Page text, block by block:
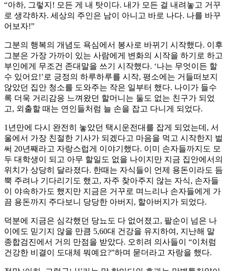
“아하, 그렇지! 모든 게 내 탓이다. 내가 모든 걸 내려놓고 거꾸
로 생각하자. 세상의 주인은 남이 아니고 바로 나다. 나를 바꾸
어보자!”
그분의 행복의 개념도 욕심에서 봉사로 바뀌기 시작했다. 이후
그분은 가장 가까이 있는 사람에게 변화의 시작을 하기로 하고
부인에게 무조건 존대말을 쓰기 시작했다. ‘나는 무엇이든 할
수 있어요!’로 긍정의 하루하루를 시작, 평소에는 거들떠보지
않았던 집안 청소를 도와주는 작은 일부터 했다. 나이가 들수
록 더욱 거리감응 느껴왔던 할머니는 둘도 없는 친구가 되었
고, 외출할 때는 연인들처럼 늘 손을 잡고 다니게 되었다.
1년만에 다시 완전히 놓았던 택시운전대를 잡게 되었는데, 서
울에서 가장 친절한 기사가 되겠다고 마음을 먹고 시작한지 벌
써 20년째라고 자랑스럽게 이야기했다. 이미 손자들까지도 모
두 대학생이 되고 아무 할일도 없을 나이지만 지금 집안에서의
위치가 상당히 달라졌다. 한때는 자식들이 언제 용돈이라도 듬
뿍 주려나 기다리기도 했고, 자주 찾아주지 않는 자식, 손자들
이 야속하가도 했지만 지금은 거꾸로 며느리나 손자들에게 가
끔 용돈까지 주다보니 당당한 아버지, 할아버지가 되었다.
덕분에 지금은 심각했던 당뇨도 다 없어졌고, 팔순이 넘은 나
이에도 믿기지 않을 만큼 5,60대 건강을 유지하여, 지난해 말
종합검진에서 거의 만점을 받았다. 오히려 의사들이 “이처럼
건강한 비결이 도대체 뭐예요?”하며 묻더라고 자랑을 했다.